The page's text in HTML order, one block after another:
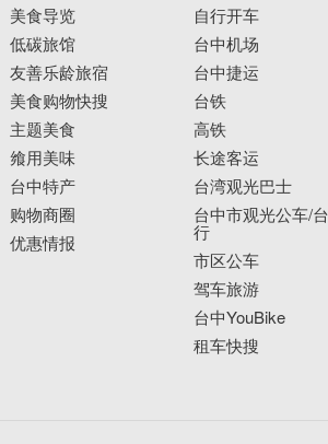
美食导览
低碳旅馆
友善乐龄旅宿
美食购物快搜
主题美食
飨用美味
台中特产
购物商圈
优惠情报
自行开车
台中机场
台中捷运
台铁
高铁
长途客运
台湾观光巴士
台中市观光公车/
行
市区公车
驾车旅游
台中YouBike
租车快搜